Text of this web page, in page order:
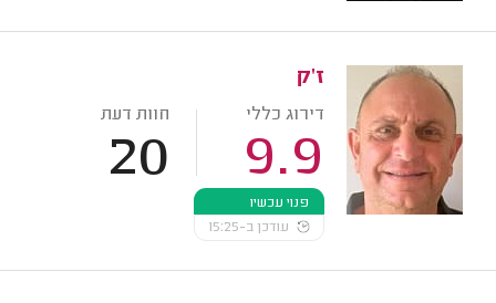
ז'ק
דירוג כללי
9.9
חוות דעת
20
פנוי עכשיו
עודכן ב-15:25